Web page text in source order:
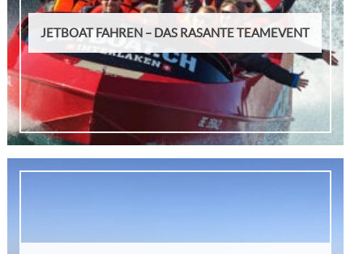
JETBOAT FAHREN – DAS RASANTE TEAMEVENT